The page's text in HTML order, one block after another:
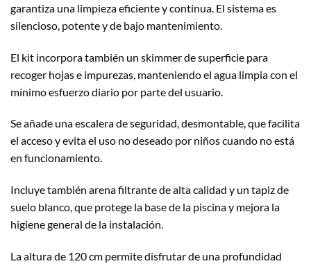
garantiza una limpieza eficiente y continua. El sistema es
silencioso, potente y de bajo mantenimiento.
El kit incorpora también un skimmer de superficie para
recoger hojas e impurezas, manteniendo el agua limpia con el
mínimo esfuerzo diario por parte del usuario.
Se añade una escalera de seguridad, desmontable, que facilita
el acceso y evita el uso no deseado por niños cuando no está
en funcionamiento.
Incluye también arena filtrante de alta calidad y un tapiz de
suelo blanco, que protege la base de la piscina y mejora la
higiene general de la instalación.
La altura de 120 cm permite disfrutar de una profundidad